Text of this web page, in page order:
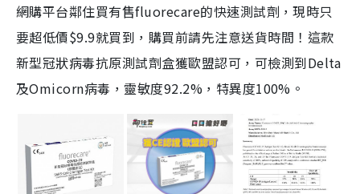
網購平台鄰住買有售fluorecare的快速測試劑，現時只
要超低價$9.9就買到，購買前請先注意送貨時間！這款
新型冠狀病毒抗原測試劑盒獲歐盟認可，可檢測到Delta
及Omicorn病毒，靈敏度92.2%，特異度100%。